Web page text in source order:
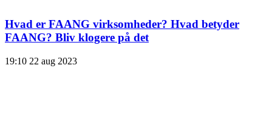
Hvad er FAANG virksomheder? Hvad betyder
FAANG? Bliv klogere på det
19:10 22 aug 2023